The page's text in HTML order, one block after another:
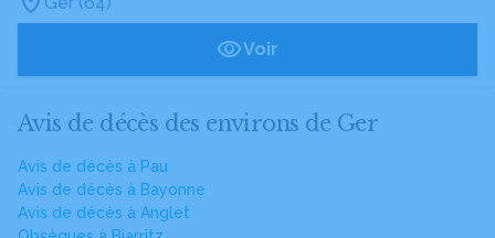
Voir
Avis de décès des environs de Ger
Avis de décès à Pau
Avis de décès à Bayonne
Avis de décès à Anglet